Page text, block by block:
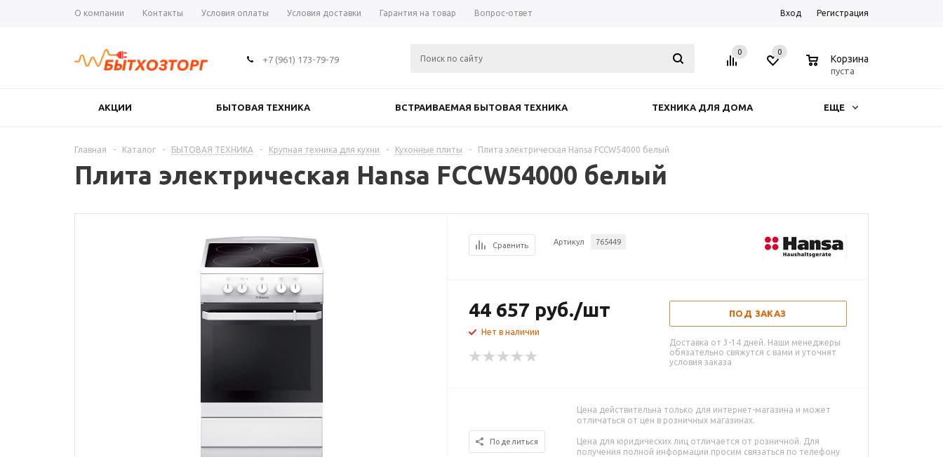
О компании Контакты Условия оплаты Условия доставки Гарантия на товар Вопрос-ответ Вход Регистрация
+7 (961) 173-79-79
0 0
Корзина
пуста
АКЦИИ БЫТОВАЯ ТЕХНИКА ВСТРАИВАЕМАЯ БЫТОВАЯ ТЕХНИКА ТЕХНИКА ДЛЯ ДОМА ЕЩЕ
Главная - Каталог - БЫТОВАЯ ТЕХНИКА - Крупная техника для кухни - Кухонные плиты - Плита электрическая Hansa FCCW54000 белый
Плита электрическая Hansa FCCW54000 белый
Сравнить Артикул 765449
44 657 руб./шт
Нет в наличии
ПОД ЗАКАЗ
Доставка от 3-14 дней. Наши менеджеры
обязательно свяжутся с вами и уточнят
условия заказа
Поделиться
Цена действительна только для интернет-магазина и может
отличаться от цен в розничных магазинах.
Цена для юридических лиц отличается от розничной. Для
получения полной информации просим связаться по телефону